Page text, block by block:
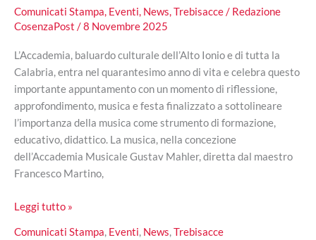
Comunicati Stampa, Eventi, News,Trebisacce/ Redazione
CosenzaPost /8 Novembre 2025
L’Accademia, baluardo culturale dell’Alto Ionio e di tutta la
Calabria, entra nel quarantesimo anno di vita e celebra questo
importante appuntamento con un momento di riflessione,
approfondimento, musica e festa finalizzato a sottolineare
l’importanza della musica come strumento di formazione,
educativo, didattico. La musica, nella concezione
dell’Accademia Musicale Gustav Mahler, diretta dal maestro
Francesco Martino,
Trebisacce,
Leggi tutto »
Comunicati Stampa, Eventi, News,Trebisacce